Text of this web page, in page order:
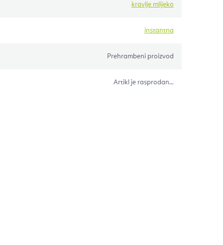
kravlje mlijeko
instantna
Prehrambeni proizvod
Artikl je rasprodan…